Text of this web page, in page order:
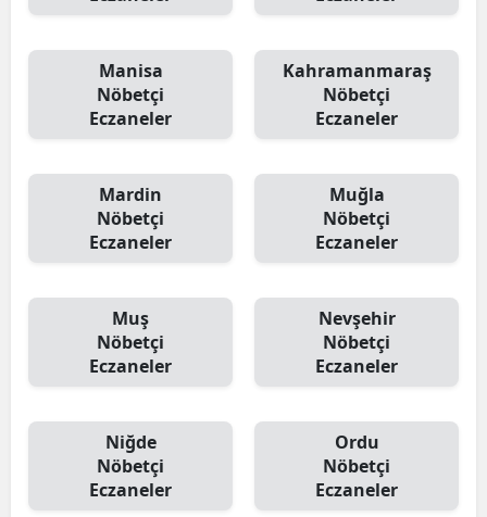
Manisa
Nöbetçi
Eczaneler
Kahramanmaraş
Nöbetçi
Eczaneler
Mardin
Nöbetçi
Eczaneler
Muğla
Nöbetçi
Eczaneler
Muş
Nöbetçi
Eczaneler
Nevşehir
Nöbetçi
Eczaneler
Niğde
Nöbetçi
Eczaneler
Ordu
Nöbetçi
Eczaneler